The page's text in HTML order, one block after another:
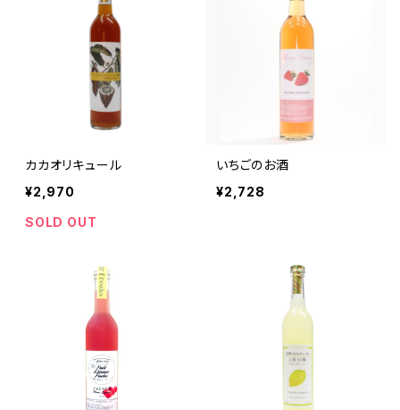
カカオリキュール
¥2,970
SOLD OUT
いちごのお酒
¥2,728